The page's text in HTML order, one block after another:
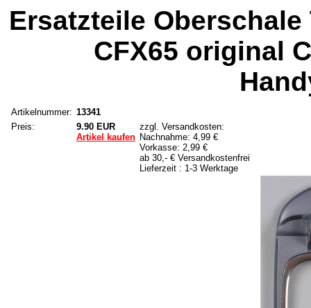
Ersatzteile
CFX65 original
Artikelnummer: 13341
Preis:
9.90 EUR
Artikel kaufen
zzgl. Versandkosten:
Nachnahme: 4,99 €
Vorkasse: 2,99 €
ab 30,- € Versandkostenfrei
Lieferzeit : 1-3 Werktage